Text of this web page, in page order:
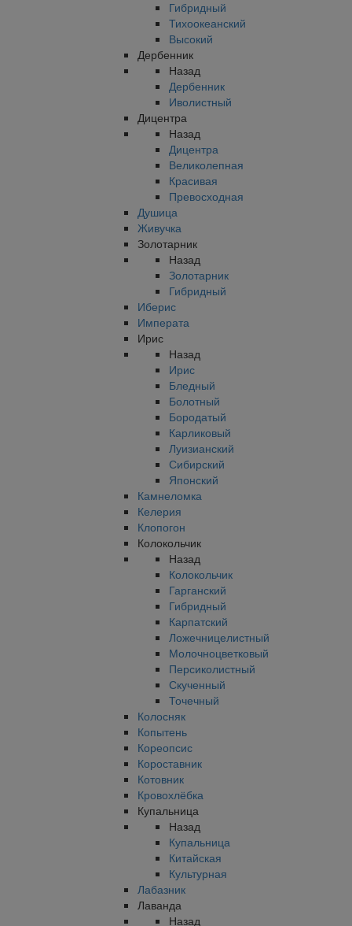
Гибридный
Тихоокеанский
Высокий
Дербенник
Назад
Дербенник
Иволистный
Дицентра
Назад
Дицентра
Великолепная
Красивая
Превосходная
Душица
Живучка
Золотарник
Назад
Золотарник
Гибридный
Иберис
Императа
Ирис
Назад
Ирис
Бледный
Болотный
Бородатый
Карликовый
Луизианский
Сибирский
Японский
Камнеломка
Келерия
Клопогон
Колокольчик
Назад
Колокольчик
Гарганский
Гибридный
Карпатский
Ложечницелистный
Молочноцветковый
Персиколистный
Скученный
Точечный
Колосняк
Копытень
Кореопсис
Короставник
Котовник
Кровохлёбка
Купальница
Назад
Купальница
Китайская
Культурная
Лабазник
Лаванда
Назад